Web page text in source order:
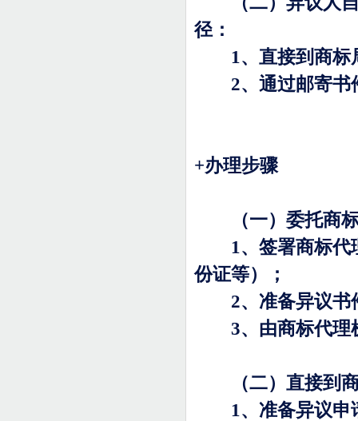
径：
1、直接到商标
2、通过邮寄书
+办理步骤
（一）委托商标
1、签署商标
份证等）；
2、准备异议书
3、由商标代理
（二）直接到商
1、准备异议申